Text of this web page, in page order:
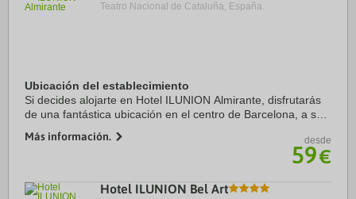
Teatro Nacional de Cataluña, España.
Ubicación del establecimiento
Si decides alojarte en Hotel ILUNION Almirante, disfrutarás
de una fantástica ubicación en el centro de Barcelona, a solo
Música Catalana. Además, ...
Más información. desde
59€
Hotel ILUNION Bel Art